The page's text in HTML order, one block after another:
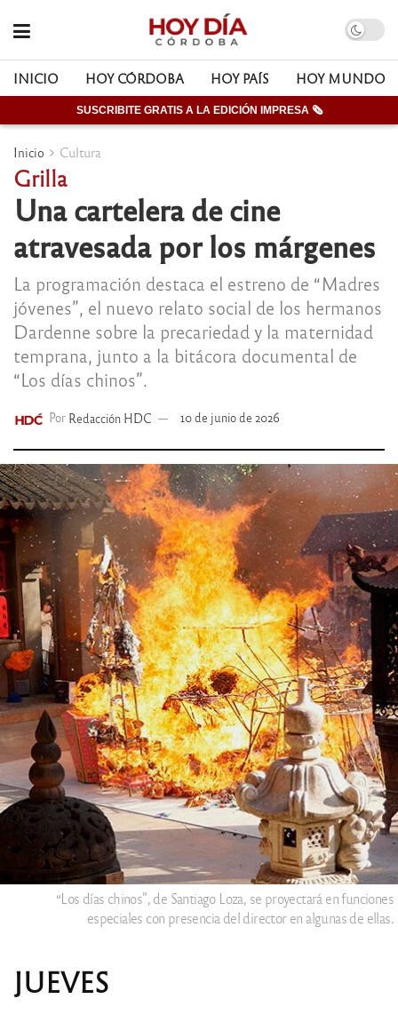
INICIO HOY CÓRDOBA HOY PAÍS HOY MUNDO
SUSCRIBITE GRATIS A LA EDICIÓN IMPRESA 🗞
Inicio Cultura
Grilla
Una cartelera de cine
atravesada por los márgenes
La programación destaca el estreno de “Madres
jóvenes”, el nuevo relato social de los hermanos
Dardenne sobre la precariedad y la maternidad
temprana, junto a la bitácora documental de
“Los días chinos”.
Por Redacción HDC 10 de junio de 2026
“Los días chinos”, de Santiago Loza, se proyectará en funciones
especiales con presencia del director en algunas de ellas.
JUEVES